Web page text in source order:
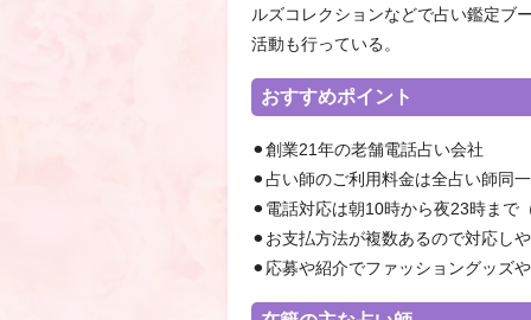
ルズコレクションなどで占い鑑定ブ
活動も行っている。
おすすめポイント
⚫︎創業21年の老舗電話占い会社
⚫︎占い師のご利用料金は全占い師同
⚫︎電話対応は朝10時から夜23時まで
⚫︎お支払方法が複数あるので対応し
⚫︎応募や紹介でファッショングッズ